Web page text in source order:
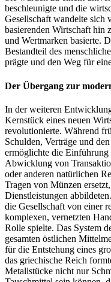
beschleunigte und die
Gesellschaft wandelte sich
basierenden Wirtschaft hin
und Wertmarken basierte.
Bestandteil des
prägte und den Weg für
Der Übergang zur
In der weiteren
Kernstück eines neuen
revolutionierte. Während
Schulden, Verträge und
ermöglichte die
Abwicklung von
oder anderen natürlichen
Tragen von Münzen
Dienstleistungen
die Gesellschaft von einer
komplexen, vernetzten
Rolle spielte. Das System
gesamten östlichen
für die Entstehung eines
das griechische Reich
Metallstücke nicht nur